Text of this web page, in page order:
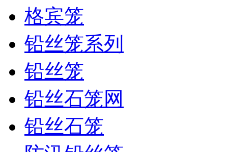
格宾笼
铅丝笼系列
铅丝笼
铅丝石笼网
铅丝石笼